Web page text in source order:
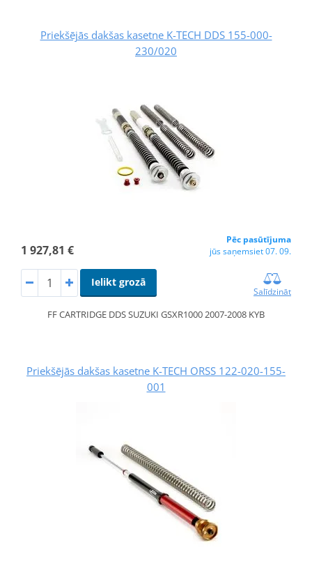
Priekšējās dakšas kasetne K-TECH DDS 155-000-
230/020
1 927,81 €
Pēc pasūtījuma
jūs saņemsiet 07. 09.
Ielikt grozā
Salīdzināt
FF CARTRIDGE DDS SUZUKI GSXR1000 2007-2008 KYB
Priekšējās dakšas kasetne K-TECH ORSS 122-020-155-
001